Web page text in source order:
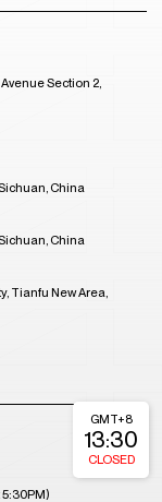
Section 2,
China
China
Tianfu New Area,
GMT+8
13:30
CLOSED